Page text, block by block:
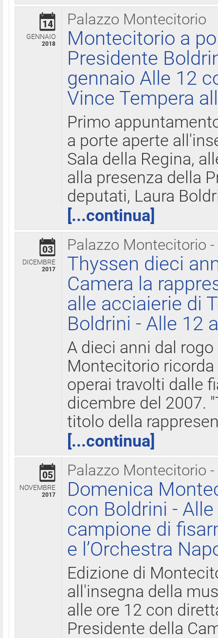
Palazzo Montecitorio
14
GENNAIO
2018
Montecitorio a
Presidente
gennaio Alle 12
Vince Tempera
Primo
a porte aperte
Sala della Regina,
alla presenza della
deputati, Laura
[...continua]
Palazzo Montecitorio
03
DICEMBRE
2017
Thyssen dieci
Camera la
alle acciaierie di
Boldrini - Alle 12
A dieci anni dal
Montecitorio
operai travolti dalle
dicembre del 2007.
titolo della
[...continua]
Palazzo Montecitorio
05
NOVEMBRE
2017
Domenica
con Boldrini -
campione di
e l’Orchestra
Edizione di
all'insegna della
alle ore 12 con
Presidente della